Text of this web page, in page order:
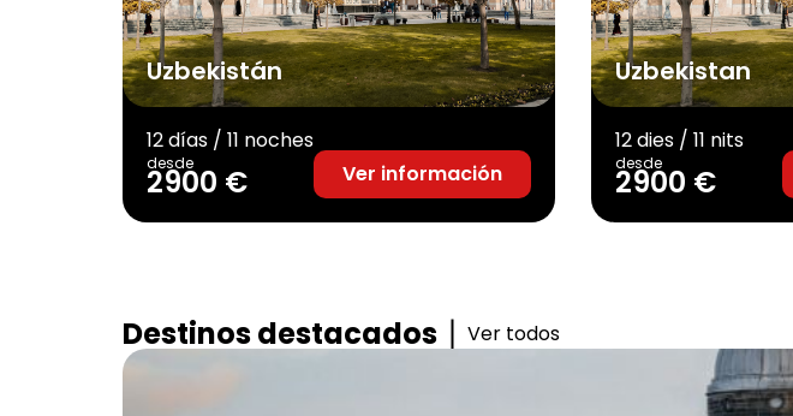
Uzbekistán
12 días / 11 noches
desde
2900 € Ver información
Uzbekistan
12 dies / 11 nits
desde
2900 €
Destinos destacados Ver todos